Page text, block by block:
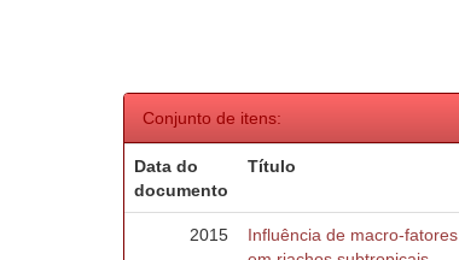
Conjunto de itens:
Data do
documento
Título
2015
Influência de macro-